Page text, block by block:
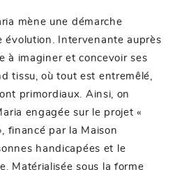
mène une démarche
évolution. Intervenante auprès
à imaginer et concevoir ses
tissu, où tout est entremêlé,
primordiaux. Ainsi, on
engagée sur le projet «
financé par la Maison
handicapées et le
Matérialisée sous la forme